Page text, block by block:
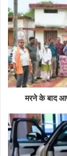
मरने के बाद